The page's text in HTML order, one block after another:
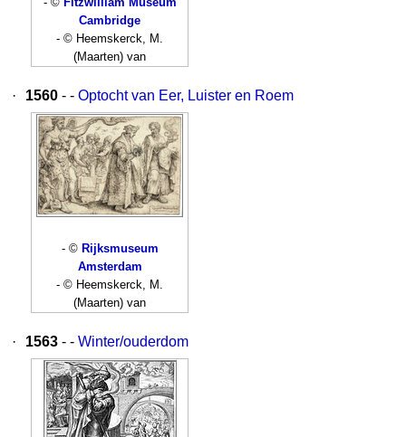
Cambridge
- © Heemskerck, M.
(Maarten) van
· 1560 - - Optocht van Eer, Luister en Roem
- © Rijksmuseum
Amsterdam
- © Heemskerck, M.
(Maarten) van
· 1563 - - Winter/ouderdom